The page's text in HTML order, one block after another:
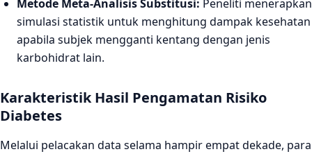
Metode Meta-Analisis Substitusi: Peneliti menerapkan
simulasi statistik untuk menghitung dampak kesehatan
apabila subjek mengganti kentang dengan jenis
karbohidrat lain.
Karakteristik Hasil Pengamatan Risiko
Diabetes
Melalui pelacakan data selama hampir empat dekade, para